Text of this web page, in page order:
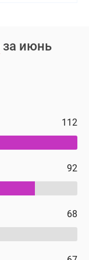
за июнь
112
92
68